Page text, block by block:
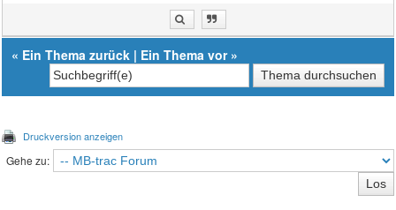
« Ein Thema zurück | Ein Thema vor»
Druckversion anzeigen
Gehe zu: